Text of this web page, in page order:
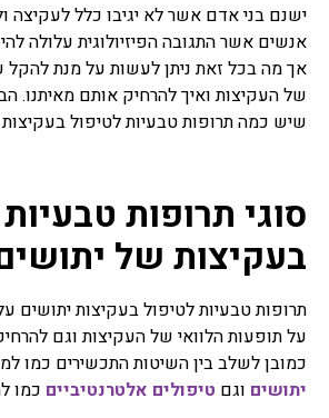
צמחי
הצמחים
זרעים,
קליפות,
צמחיות,
מרפא
בצורה
כל
שמהם
שלכל
הנפשי
פחות
בפרחי באך
ישנם בני אדם אשר לא יגיבו כלל לעקיצה
אנשים אשר התגובה הפיזיולוגית עלולה
אך מה בכל זאת ניתן לעשות על מנת להקל
של העקיצות ואיך להרחיק אותם מאיתנו.
שיש כמה תרופות טבעיות לטיפול בעקיצות
סוגי תרופות
בעקיצות של
תרופות טבעיות לטיפול בעקיצות יתושים
על תופעות הלוואי של העקיצות וגם
כמובן לשלב בין השיטות התכשירים כמו
יתושים וגם טיפולים אלטרנטיביים כמו